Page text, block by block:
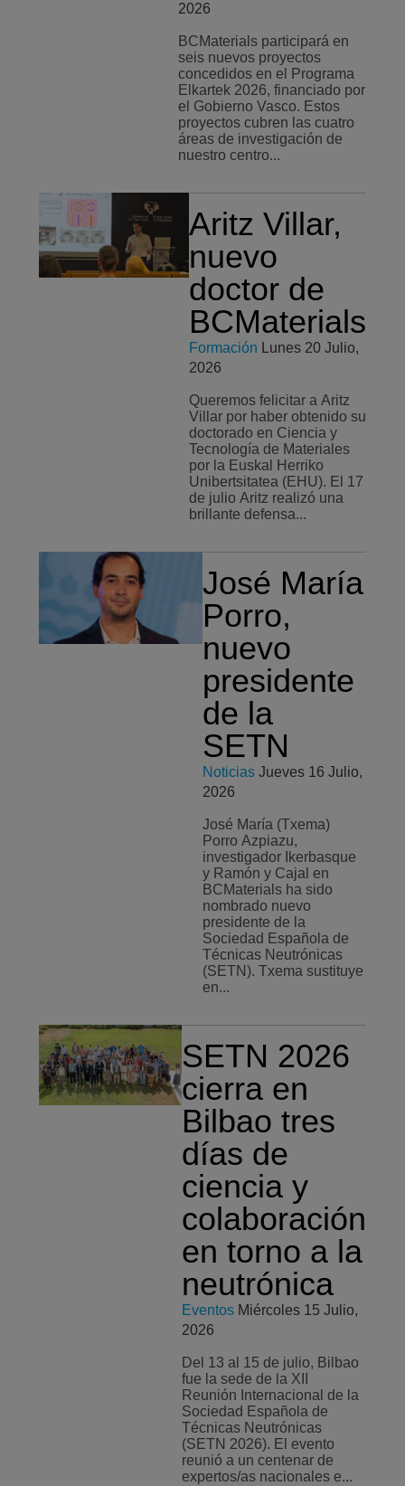
2026
BCMaterials participará en
seis nuevos proyectos
concedidos en el Programa
Elkartek 2026, financiado por
el Gobierno Vasco. Estos
proyectos cubren las cuatro
áreas de investigación de
nuestro centro...
Aritz Villar,
nuevo
doctor de
BCMaterials
Formación
Lunes 20 Julio,
2026
Queremos felicitar a Aritz
Villar por haber obtenido su
doctorado en Ciencia y
Tecnología de Materiales
por la Euskal Herriko
Unibertsitatea (EHU). El 17
de julio Aritz realizó una
brillante defensa...
José María
Porro,
nuevo
presidente
de la
SETN
Noticias Jueves 16 Julio,
2026
José María (Txema)
Porro Azpiazu,
investigador Ikerbasque
y Ramón y Cajal en
BCMaterials ha sido
nombrado nuevo
presidente de la
Sociedad Española de
Técnicas Neutrónicas
(SETN). Txema sustituye
en...
SETN 2026
cierra en
Bilbao tres
días de
ciencia y
colaboración
en torno a la
neutrónica
Eventos Miércoles 15 Julio,
2026
Del 13 al 15 de julio, Bilbao
fue la sede de la XII
Reunión Internacional de la
Sociedad Española de
Técnicas Neutrónicas
(SETN 2026). El evento
reunió a un centenar de
expertos/as nacionales e...